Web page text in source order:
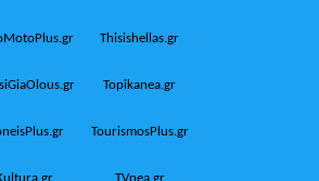
Thisishellas.gr
Topikanea.gr
TourismosPlus.gr
TVnea.gr